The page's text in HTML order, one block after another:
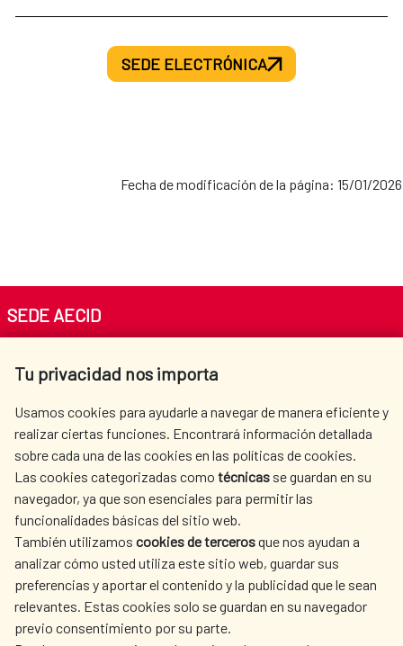
SEDE ELECTRÓNICA
Fecha de modificación de la página: 15/01/2026
Tu privacidad nos importa
Usamos cookies para ayudarle a navegar de manera eficiente y
realizar ciertas funciones. Encontrará información detallada
sobre cada una de las cookies en las políticas de cookies.
Las cookies categorizadas como técnicas se guardan en su
navegador, ya que son esenciales para permitir las
funcionalidades básicas del sitio web.
También utilizamos cookies de tercerosque nos ayudan a
analizar cómo usted utiliza este sitio web, guardar sus
preferencias y aportar el contenido y la publicidad que le sean
relevantes. Estas cookies solo se guardan en su navegador
previo consentimiento por su parte.
SEDE AECID
Tel. +34 900 20 30 54​​​​​​​
AECID
WHERE DO WE COOPERATE?
SPANISH HUMANITARIAN
ACTION
PRESS ROOM
CULTURE AND SCIENCE LIBRARY